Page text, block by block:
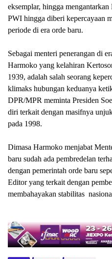
eksemplar, hingga
PWI hingga diberi kepercayaan
periode di era orde baru.
Sebagai menteri penerangan di
Harmoko yang kelahiran
1939, adalah salah seorang
klimaks hubungan keduanya
DPR/MPR meminta Presiden
diri terkait dengan masifnya
pada 1998.
Dimasa Harmoko menjabat
baru sudah ada pembredelan
dengan pemerintah orde baru
Editor yang terkait dengan
membahayakan stabilitas